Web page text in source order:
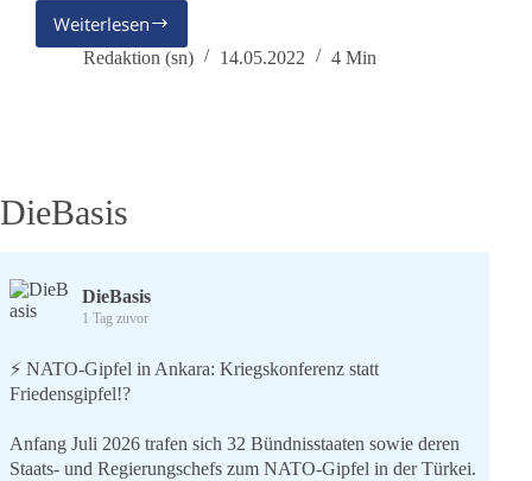
WeiterlesenEnergiewende
–
Redaktion (sn) 14.05.2022 4 Min
DieBasis
DieBasis
1 Tag zuvor
⚡️ NATO-Gipfel in Ankara: Kriegskonferenz statt
Friedensgipfel!?
Anfang Juli 2026 trafen sich 32 Bündnisstaaten sowie deren
Staats- und Regierungschefs zum NATO-Gipfel in der Türkei.